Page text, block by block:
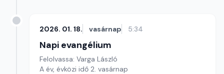
2026. 01. 18. vasárnap 5:34
Napi evangélium
Felolvassa: Varga László
A év, évközi idő 2. vasárnap